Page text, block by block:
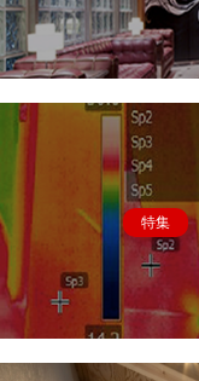
特集